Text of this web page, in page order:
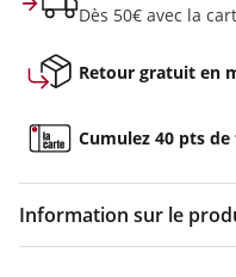
Dès 50€ avec la
Retour gratuit en
Cumulez 40 pts
Information sur le